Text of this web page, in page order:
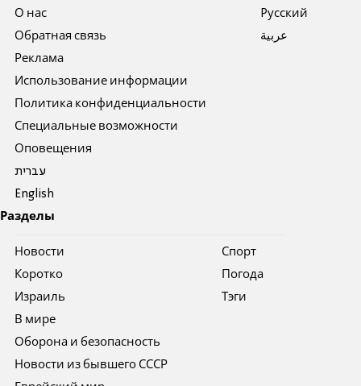
О нас
Обратная связь
Реклама
Использование информации
Политика конфиденциальности
Специальные возможности
Оповещения
עברית
English
Pусский
عربية
Разделы
Новости
Коротко
Израиль
В мире
Оборона и безопасность
Новости из бывшего СССР
Спорт
Погода
Тэги